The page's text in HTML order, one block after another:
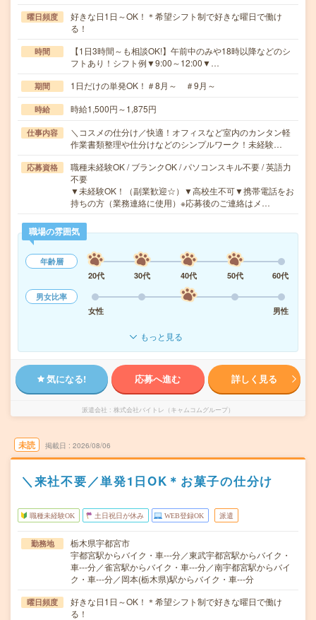
曜日頻度
好きな日1日～OK！＊希望シフト制で好きな曜日で働け
る！
時間
【1日3時間～も相談OK!】午前中のみや18時以降などのシ
フトあり！シフト例▼9:00～12:00▼…
期間 1日だけの単発OK！＃8月～ ＃9月～
時給 時給1,500円～1,875円
仕事内容
＼コスメの仕分け／快適！オフィスなど室内のカンタン軽
作業書類整理や仕分けなどのシンプルワーク！未経験…
応募資格
職種未経験OK / ブランクOK / パソコンスキル不要 / 英語力
不要
▼未経験OK！（副業歓迎☆）▼高校生不可▼携帯電話をお
持ちの方（業務連絡に使用）※応募後のご連絡はメ…
職場の雰囲気
年齢層
20代
30代 40代 50代
60代
男女比率
女性
男性
もっと見る
気になる! 応募へ進む 詳しく見る
派遣会社 株式会社バイトレ（キャムコムグループ）
未読 掲載日 2026/08/06
＼来社不要／単発1日OK＊お菓子の仕分け
職種未経験OK 土日祝日が休み WEB登録OK 派遣
勤務地
栃木県宇都宮市
宇都宮駅からバイク・車---分／東武宇都宮駅からバイク・
車---分／雀宮駅からバイク・車---分／南宇都宮駅からバイ
ク・車---分／岡本(栃木県)駅からバイク・車---分
曜日頻度
好きな日1日～OK！＊希望シフト制で好きな曜日で働け
る！